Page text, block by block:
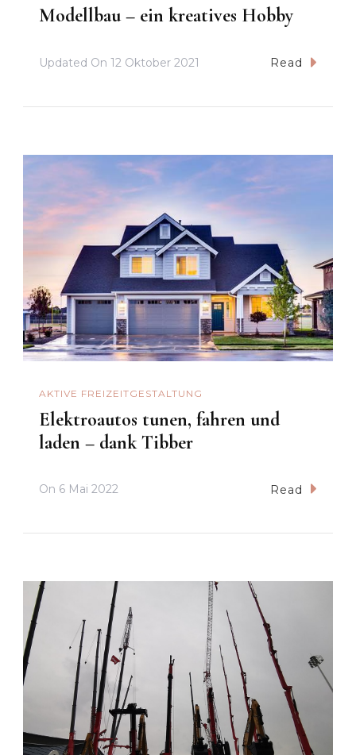
Modellbau – ein kreatives Hobby
Updated On 12 Oktober 2021 Read
AKTIVE FREIZEITGESTALTUNG
Elektroautos tunen, fahren und
laden – dank Tibber
On 6 Mai 2022 Read